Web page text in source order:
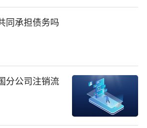
同承担债务吗
分公司注销流